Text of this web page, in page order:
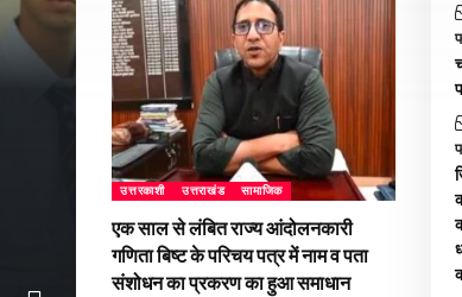
उत्तरकाशी उत्तराखंड सामाजिक
एक साल से लंबित राज्य आंदोलनकारी
गणिता बिष्ट के परिचय पत्र में नाम व पता
संशोधन का प्रकरण का हुआ समाधान